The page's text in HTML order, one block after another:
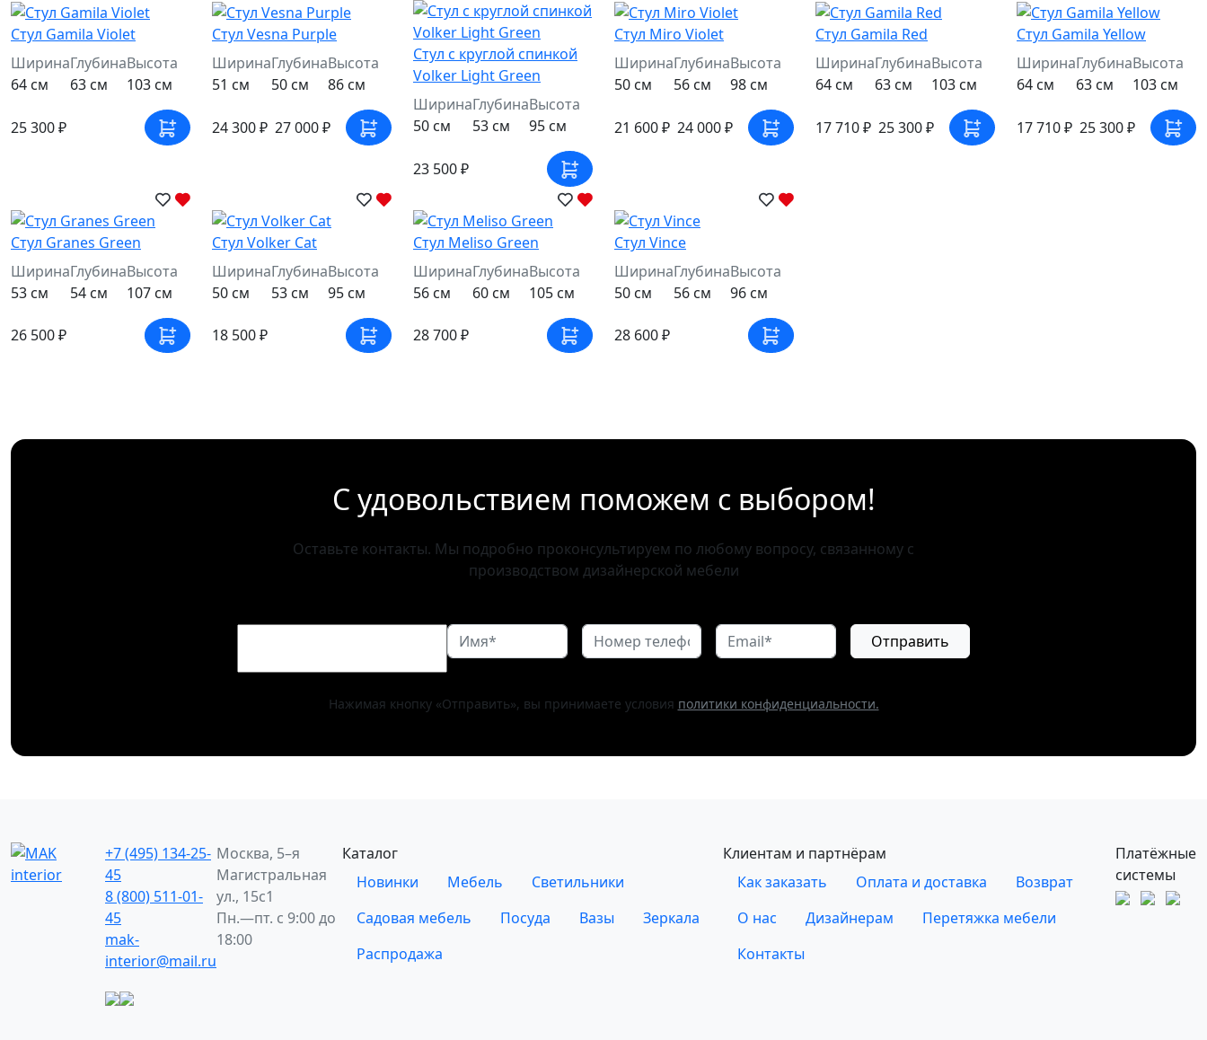
Стул Gamila Violet
Ширина
64 см
Глубина
63 см
Высота
103 см
25 300 ₽
Стул Vesna Purple
Ширина
51 см
Глубина
50 см
Высота
86 см
24 300 ₽ 27 000 ₽
Стул c круглой спинкой
Volker Light Green
Ширина
50 см
Глубина
53 см
Высота
95 см
23 500 ₽
Стул Miro Violet
Ширина
50 см
Глубина
56 см
Высота
98 см
21 600 ₽ 24 000 ₽
Стул Gamila Red
Ширина
64 см
Глубина
63 см
Высота
103 см
17 710 ₽ 25 300 ₽
Стул Gamila Yellow
Ширина
64 см
Глубина
63 см
Высота
103 см
17 710 ₽ 25 300 ₽
Стул Granes Green
Ширина
53 см
Глубина
54 см
Высота
107 см
26 500 ₽
Стул Volker Cat
Ширина
50 см
Глубина
53 см
Высота
95 см
18 500 ₽
Стул Meliso Green
Ширина
56 см
Глубина
60 см
Высота
105 см
28 700 ₽
Стул Vince
Ширина
50 см
Глубина
56 см
Высота
96 см
28 600 ₽
С удовольствием поможем с выбором!
Оставьте контакты. Мы подробно проконсультируем по любому вопросу, связанному с
производством дизайнерской мебели
Отправить
Нажимая кнопку «Отправить», вы принимаете условия политики конфиденциальности.
+7 (495) 134-25-
45
8 (800) 511-01-
45
mak-
interior@mail.ru
Москва, 5–я
Магистральная
ул., 15с1
Пн.—пт. с 9:00 до
18:00
Каталог
Новинки
Мебель
Светильники
Садовая мебель
Посуда Вазы
Зеркала
Распродажа
Клиентам и партнёрам
Как заказать
Оплата и доставка
Возврат
О нас
Дизайнерам
Перетяжка мебели
Контакты
Платёжные
системы